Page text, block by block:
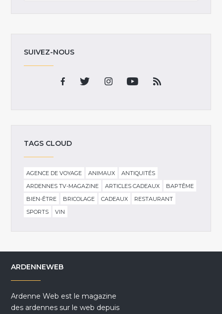
SUIVEZ-NOUS
TAGS CLOUD
AGENCE DE VOYAGE ANIMAUX
ANTIQUITÉS
ARDENNES TV-MAGAZINE
ARTICLES CADEAUX
BAPTÊME
BIEN-ÊTRE
BRICOLAGE CADEAUX
RESTAURANT
SPORTS
VIN
ARDENNEWEB
Ardenne Web est le magazine
des ardennes sur le web depuis